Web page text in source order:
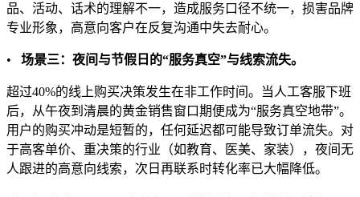
品、活动、话术的理解不一，造成服务口径不统一，损害品牌
专业形象，高意向客户在反复沟通中失去耐心。
• 场景三：夜间与节假日的“服务真空”与线索流失。
超过40%的线上购买决策发生在非工作时间。当人工客服下班
后，从午夜到清晨的黄金销售窗口期便成为“服务真空地带”。
用户的购买冲动是短暂的，任何延迟都可能导致订单流失。对
于高客单价、重决策的行业（如教育、医美、家装），夜间无
人跟进的高意向线索，次日再联系时转化率已大幅降低。